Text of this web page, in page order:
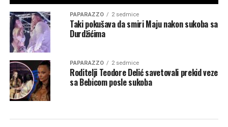
PAPARAZZO 2 sedmice
Taki pokušava da smiri Maju nakon sukoba sa
Durdžićima
PAPARAZZO 2 sedmice
Roditelji Teodore Delić savetovali prekid veze
sa Bebicom posle sukoba